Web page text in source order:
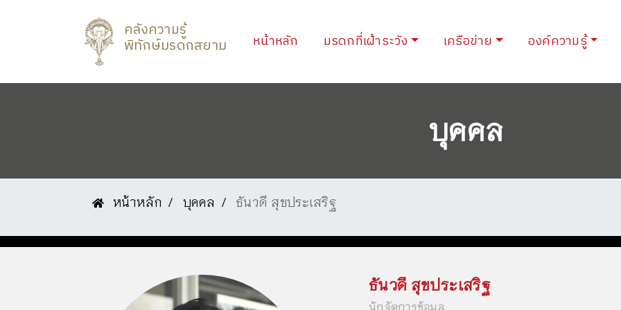
คลังความรู้
พิทักษ์มรดกสยาม หน้าหลัก (current)
มรดกที่เฝ้าระวัง เครือข่าย องค์ความรู้
บุคคล
หน้าหลัก บุคคล ธันวดี สุขประเสริฐ
ธันวดี สุขประเสริฐ
นักจัดการข้อมูล